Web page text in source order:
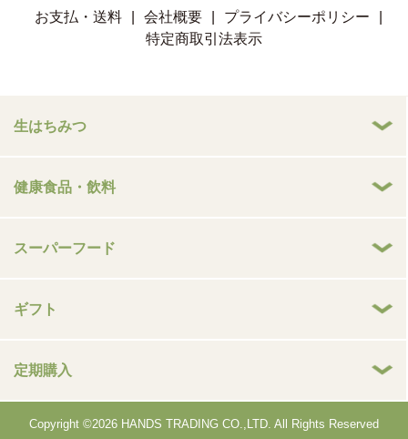
お支払・送料 会社概要 プライバシーポリシー
特定商取引法表示
生はちみつ
健康食品・飲料
スーパーフード
ギフト
定期購入
Copyright ©2026 HANDS TRADING CO.,LTD. All Rights Reserved